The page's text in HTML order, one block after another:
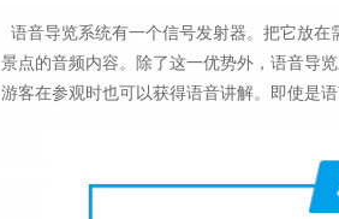
语音导览系统有一个信号发射器。把它放
景点的音频内容。除了这一优势外，语音导
游客在参观时也可以获得语音讲解。即使是